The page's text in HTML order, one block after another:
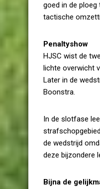
goed in de
tactische
Penaltyshow
HJSC wist de
lichte overwicht
Later in de
Boonstra.
In de slotfase
de wedstrijd
deze bijzondere
Bijna de